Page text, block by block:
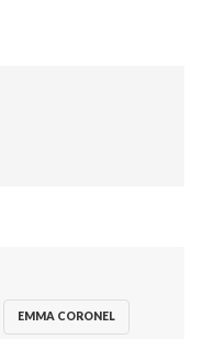
EMMA CORONEL